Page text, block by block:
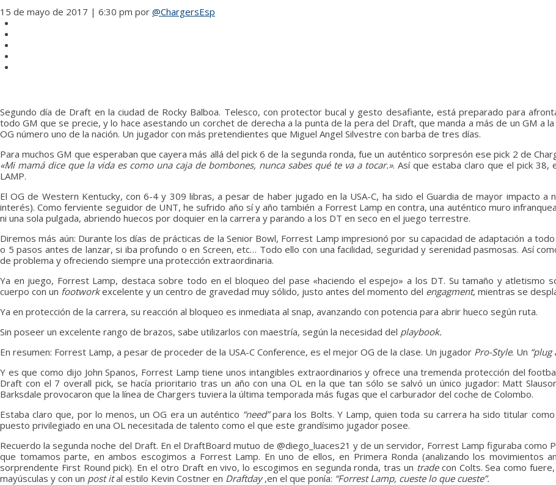
15 de mayo de 2017 | 6:30 pm por @ChargersEsp
Segundo día de Draft en la ciudad de Rocky Balboa. Telesco, con protector bucal y gesto desafiante, está preparado para
todo GM que se precie, y lo hace asestando un corchet de derecha a la punta de la pera del Draft, que manda a más de un GM a
OG número uno de la nación. Un jugador con más pretendientes que Miguel Angel Silvestre con barba de tres días.
Para muchos GM que esperaban que cayera más allá del pick 6 de la segunda ronda, fue un auténtico sorpresón ese pick 2 de
«Mi mamá dice que la vida es como una caja de bombones, nunca sabes qué te va a tocar.». Así que estaba claro que el pick 38,
LAMP.
El OG de Western Kentucky, con 6-4 y 309 libras, a pesar de haber jugado en la USA-C, ha sido el Guardia de mayor impacto a
interés). Como ferviente seguidor de UNT, he sufrido año sí y año también a Forrest Lamp en contra, una auténtico muro
ni una sola pulgada, abriendo huecos por doquier en la carrera y parando a los DT en seco en el juego terrestre.
Diremos más aún: Durante los días de prácticas de la Senior Bowl, Forrest Lamp impresionó por su capacidad de adaptación a
o 5 pasos antes de lanzar, si iba profundo o en Screen, etc… Todo ello con una facilidad, seguridad y serenidad pasmosas. Así
de problema y ofreciendo siempre una protección extraordinaria.
Ya en juego, Forrest Lamp, destaca sobre todo en el bloqueo del pase «haciendo el espejo» a los DT. Su tamaño y atletismo
cuerpo con un footworkexcelente y un centro de gravedad muy sólido, justo antes del momento del engagment, mientras se
Ya en protección de la carrera, su reacción al bloqueo es inmediata al snap, avanzando con potencia para abrir hueco según ruta.
Sin poseer un excelente rango de brazos, sabe utilizarlos con maestría, según la necesidad del playbook.
En resumen: Forrest Lamp, a pesar de proceder de la USA-C Conference, es el mejor OG de la clase. Un jugador Pro-Style. Un “plug
Y es que como dijo John Spanos, Forrest Lamp tiene unos intangibles extraordinarios y ofrece una tremenda protección del
Draft con el 7 overall pick, se hacía prioritario tras un año con una OL en la que tan sólo se salvó un único jugador: Matt
Barksdale provocaron que la línea de Chargers tuviera la última temporada más fugas que el carburador del coche de Colombo.
Estaba claro que, por lo menos, un OG era un auténtico “need”para los Bolts. Y Lamp, quien toda su carrera ha sido titular
puesto privilegiado en una OL necesitada de talento como el que este grandísimo jugador posee.
Recuerdo la segunda noche del Draft. En el DraftBoard mutuo de @diego_luaces21 y de un servidor, Forrest Lamp figuraba como
que tomamos parte, en ambos escogimos a Forrest Lamp. En uno de ellos, en Primera Ronda (analizando los movimientos
sorprendente First Round pick). En el otro Draft en vivo, lo escogimos en segunda ronda, tras un tradecon Colts. Sea como
mayúsculas y con un post ital estilo Kevin Costner en Draftday,en el que ponía: “Forrest Lamp, cueste lo que cueste”.